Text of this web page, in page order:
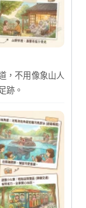
，不用像象山人
跡。